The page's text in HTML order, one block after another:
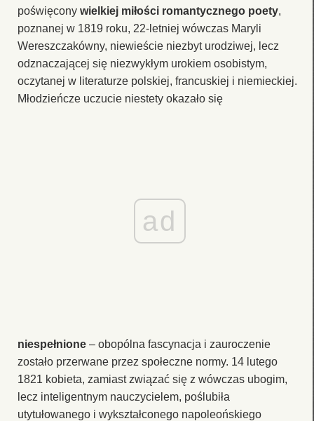
poświęcony wielkiej miłości romantycznego poety,
poznanej w 1819 roku, 22-letniej wówczas Maryli
Wereszczakówny, niewieście niezbyt urodziwej, lecz
odznaczającej się niezwykłym urokiem osobistym,
oczytanej w literaturze polskiej, francuskiej i niemieckiej.
Młodzieńcze uczucie niestety okazało się
ad
niespełnione – obopólna fascynacja i zauroczenie
zostało przerwane przez społeczne normy. 14 lutego
1821 kobieta, zamiast związać się z wówczas ubogim,
lecz inteligentnym nauczycielem, poślubiła
utytułowanego i wykształconego napoleońskiego